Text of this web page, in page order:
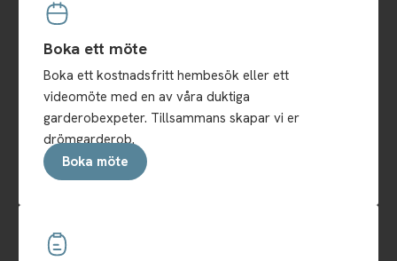
Boka ett möte
Boka ett kostnadsfritt hembesök eller ett
videomöte med en av våra duktiga
garderobexpeter. Tillsammans skapar vi er
drömgarderob.
Boka möte